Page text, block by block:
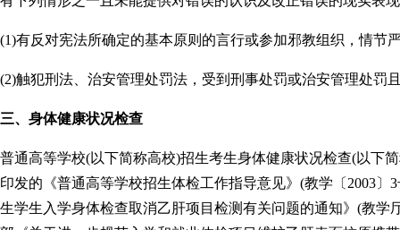
(1)有反对宪法所确定的基本原则的言行或参加邪教组织，情节
(2)触犯刑法、治安管理处罚法，受到刑事处罚或治安管理处罚
三、身体健康状况检查
普通高等学校(以下简称高校)招生考生身体健康状况检查(以下
印发的《普通高等学校招生体检工作指导意见》(教学〔2003
生学生入学身体检查取消乙肝项目检测有关问题的通知》(教学